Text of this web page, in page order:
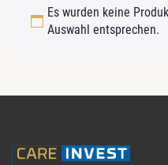
Es wurden keine
Auswahl entsprechen.